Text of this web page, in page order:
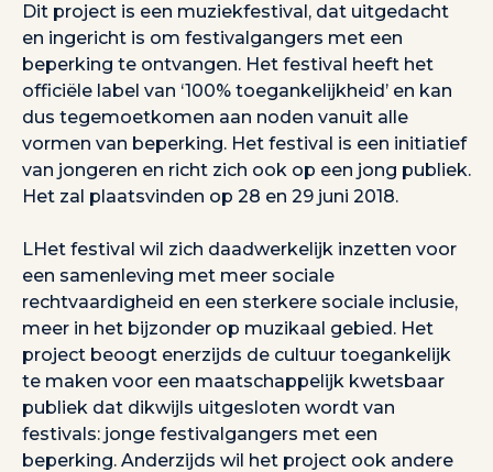
Dit project is een muziekfestival, dat uitgedacht
en ingericht is om festivalgangers met een
beperking te ontvangen. Het festival heeft het
officiële label van ‘100% toegankelijkheid’ en kan
dus tegemoetkomen aan noden vanuit alle
vormen van beperking. Het festival is een initiatief
van jongeren en richt zich ook op een jong publiek.
Het zal plaatsvinden op 28 en 29 juni 2018.
LHet festival wil zich daadwerkelijk inzetten voor
een samenleving met meer sociale
rechtvaardigheid en een sterkere sociale inclusie,
meer in het bijzonder op muzikaal gebied. Het
project beoogt enerzijds de cultuur toegankelijk
te maken voor een maatschappelijk kwetsbaar
publiek dat dikwijls uitgesloten wordt van
festivals: jonge festivalgangers met een
beperking. Anderzijds wil het project ook andere